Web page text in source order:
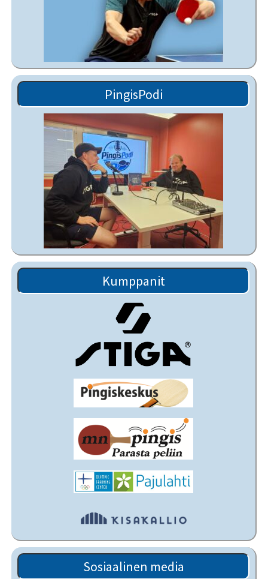
PingisPodi
Kumppanit
Sosiaalinen media